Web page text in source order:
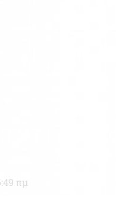
(ΤΥΤ) ε.α.
πμ